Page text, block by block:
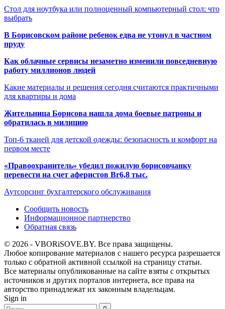
Стол для ноутбука или полноценный компьютерный стол: что
выбрать
В Борисовском районе ребенок едва не утонул в частном
пруду
Как облачные сервисы незаметно изменили повседневную
работу миллионов людей
Какие материалы и решения сегодня считаются практичными
для квартиры и дома
Жительница Борисова нашла дома боевые патроны и
обратилась в милицию
Топ-6 тканей для детской одежды: безопасность и комфорт на
первом месте
«Правоохранитель» убедил пожилую борисовчанку
перевести на счет аферистов Br6,8 тыс.
Аутсорсинг бухгалтерского обслуживания
Сообщить новость
Информационное партнерство
Обратная связь
© 2026 - VBORiSOVE.BY. Все права защищены.
Любое копирование материалов с нашего ресурса разрешается
только с обратной активной ссылкой на страницу статьи.
Все материалы опубликованные на сайте взяты с открытых
источников и других порталов интернета, все права на
авторство принадлежат их законным владельцам.
Sign in